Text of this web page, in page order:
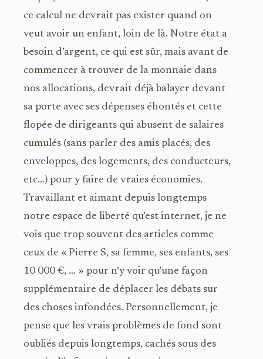
ce calcul ne devrait pas exister quand on
veut avoir un enfant, loin de là. Notre état a
besoin d’argent, ce qui est sûr, mais avant de
commencer à trouver de la monnaie dans
nos allocations, devrait déjà balayer devant
sa porte avec ses dépenses éhontés et cette
flopée de dirigeants qui abusent de salaires
cumulés (sans parler des amis placés, des
enveloppes, des logements, des conducteurs,
etc…) pour y faire de vraies économies.
Travaillant et aimant depuis longtemps
notre espace de liberté qu’est internet, je ne
vois que trop souvent des articles comme
ceux de « Pierre S, sa femme, ses enfants, ses
10 000 €, … » pour n’y voir qu’une façon
supplémentaire de déplacer les débats sur
des choses infondées. Personnellement, je
pense que les vrais problèmes de fond sont
oubliés depuis longtemps, cachés sous des